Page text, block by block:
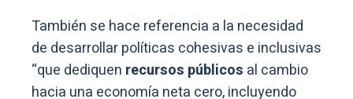
También se hace referencia a la necesidad
de desarrollar políticas cohesivas e inclusivas
“que dediquen recursos públicos al cambio
hacia una economía neta cero, incluyendo